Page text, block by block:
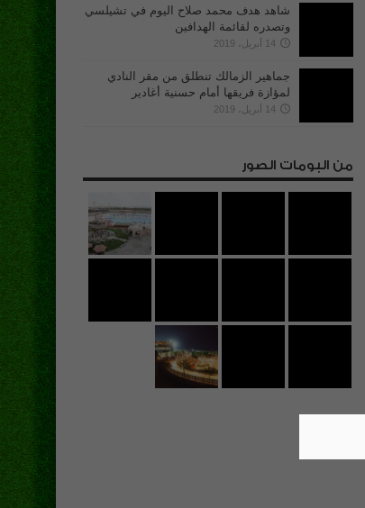
شاهد هدف محمد صلاح اليوم في تشيلسي
وتصدره لقائمة الهدافين
14 أبريل، 2019
جماهير الزمالك تنطلق من مقر النادي
لمؤازة فريقها أمام حسنية أغادير
14 أبريل، 2019
من البومات الصور